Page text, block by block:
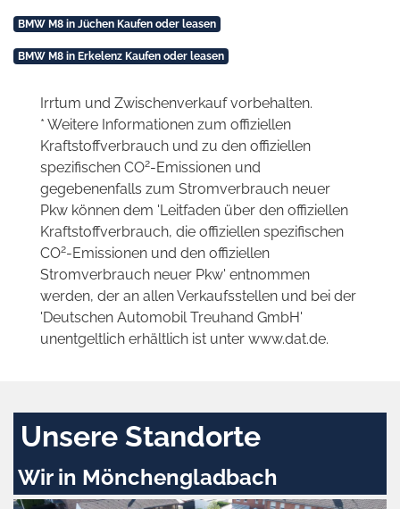
BMW M8 in Jüchen Kaufen oder leasen
BMW M8 in Erkelenz Kaufen oder leasen
Irrtum und Zwischenverkauf vorbehalten.
* Weitere Informationen zum offiziellen
Kraftstoffverbrauch und zu den offiziellen
spezifischen CO2-Emissionen und
gegebenenfalls zum Stromverbrauch neuer
Pkw können dem 'Leitfaden über den offiziellen
Kraftstoffverbrauch, die offiziellen spezifischen
CO2-Emissionen und den offiziellen
Stromverbrauch neuer Pkw' entnommen
werden, der an allen Verkaufsstellen und bei der
'Deutschen Automobil Treuhand GmbH'
unentgeltlich erhältlich ist unter www.dat.de.
Unsere Standorte
Wir in Mönchengladbach